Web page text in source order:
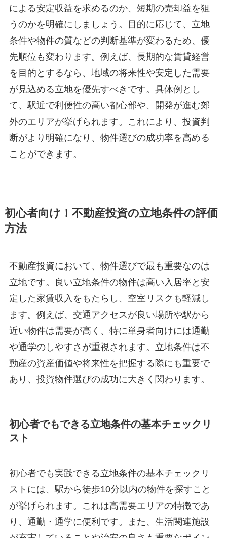
による安定収益を求めるのか、短期の売却益を狙
うのかを明確にしましょう。目的に応じて、立地
条件や物件の質などの判断基準が変わるため、優
先順位も変わります。例えば、長期的な賃貸経営
を目的とするなら、地域の将来性や安定した需要
が見込める立地を優先すべきです。具体例とし
て、駅近で利便性の高い都心部や、開発が進む郊
外のエリアが挙げられます。これにより、投資判
断がより明確になり、物件選びの成功率を高める
ことができます。
初心者向け！不動産投資の立地条件の評価
方法
不動産投資において、物件選びで最も重要なのは
立地です。良い立地条件の物件は高い入居率と安
定した家賃収入をもたらし、空室リスクも軽減し
ます。例えば、交通アクセスが良い場所や駅から
近い物件は需要が高く、特に単身者向けには通勤
や通学のしやすさが重視されます。立地条件は不
動産の資産価値や将来性を把握する際にも重要で
あり、投資物件選びの成功に大きく関わります。
初心者でもできる立地条件の基本チェックリ
スト
初心者でも実践できる立地条件の基本チェックリ
ストには、駅から徒歩10分以内の物件を探すこと
が挙げられます。これは高需要エリアの特徴であ
り、通勤・通学に便利です。また、生活関連施設